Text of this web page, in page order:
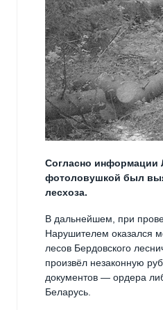
Согласно информации
фотоловушкой был
лесхоза.
В дальнейшем, при
Нарушителем оказался
лесов Бердовского
произвёл незаконную
документов — ордера
Беларусь.